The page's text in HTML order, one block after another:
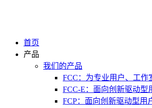
首页
产品
我们的产品
FCC：为专业用户、工
FCC-E：面向创新驱动型
FCP：面向创新驱动型用